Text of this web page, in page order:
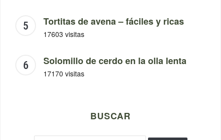
Tortitas de avena – fáciles y ricas
17603 visitas
Solomillo de cerdo en la olla lenta
17170 visitas
BUSCAR